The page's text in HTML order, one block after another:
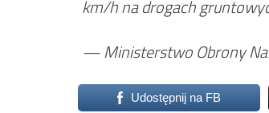
km/h na drogach
— Ministerstwo Obrony
Udostępnij na FB